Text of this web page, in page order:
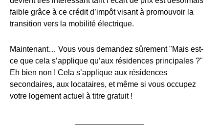
faible grâce à ce crédit d’impôt visant à promouvoir la
transition vers la mobilité électrique.
Maintenant… Vous vous demandez sûrement "Mais est-
ce que cela s’applique qu’aux résidences principales ?"
Eh bien non ! Cela s’applique aux résidences
secondaires, aux locataires, et même si vous occupez
votre logement actuel à titre gratuit !